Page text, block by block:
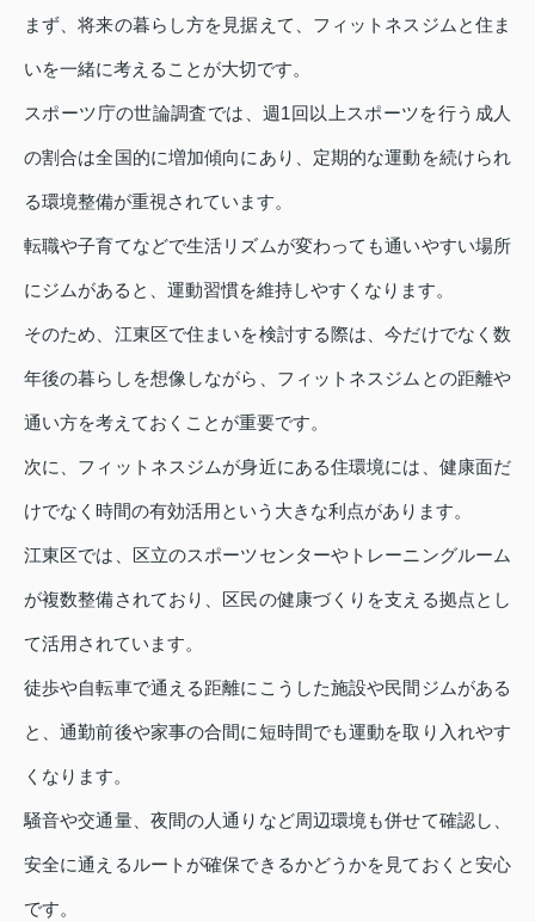
まず、将来の暮らし方を見据えて、フィットネスジムと住ま
いを一緒に考えることが大切です。
スポーツ庁の世論調査では、週1回以上スポーツを行う成人
の割合は全国的に増加傾向にあり、定期的な運動を続けられ
る環境整備が重視されています。
転職や子育てなどで生活リズムが変わっても通いやすい場所
にジムがあると、運動習慣を維持しやすくなります。
そのため、江東区で住まいを検討する際は、今だけでなく数
年後の暮らしを想像しながら、フィットネスジムとの距離や
通い方を考えておくことが重要です。
次に、フィットネスジムが身近にある住環境には、健康面だ
けでなく時間の有効活用という大きな利点があります。
江東区では、区立のスポーツセンターやトレーニングルーム
が複数整備されており、区民の健康づくりを支える拠点とし
て活用されています。
徒歩や自転車で通える距離にこうした施設や民間ジムがある
と、通勤前後や家事の合間に短時間でも運動を取り入れやす
くなります。
騒音や交通量、夜間の人通りなど周辺環境も併せて確認し、
安全に通えるルートが確保できるかどうかを見ておくと安心
です。